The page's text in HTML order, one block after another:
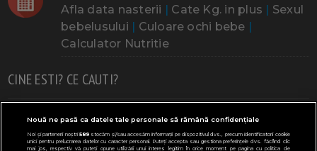
Afla data nasterii | Cate Kg. in plus | Sexul
bebelusului | Culoare ochi bebe |
Calculator Nutritie
CINE ESTI? CE CAUTI?
Doresc un copil Adoptia Probleme cu sarcina
Urmeaza sa nasc Probleme alaptare Bebe plange
Nouă ne pasă ca datele tale personale să rămână confidențiale
Noi și partenerii noștri589stocăm și/sau accesăm informații pe dispozitivul dvs., precum identificatorii cookie
unici pentru prelucrarea datelor cu caracter personal. Puteți accepta sau gestiona preferințele dvs. făcând clic
mai jos, respectiv vă puteți opune utilizării unui interes legitim în orice moment pe pagina cu politica de